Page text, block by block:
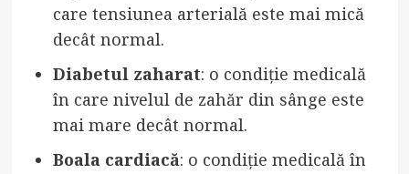
care tensiunea arterială este mai mică
decât normal.
Diabetul zaharat: o condiție medicală
în care nivelul de zahăr din sânge este
mai mare decât normal.
Boala cardiacă: o condiție medicală în